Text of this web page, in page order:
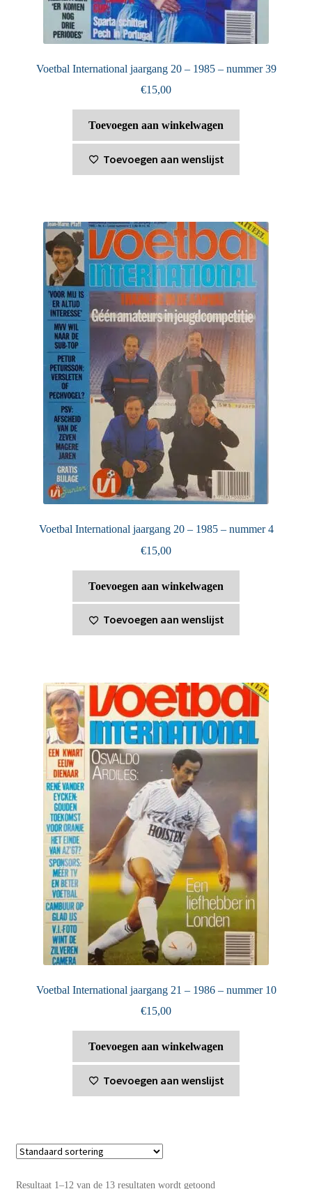
Voetbal International jaargang 20 – 1985 – nummer 39
€15,00
Toevoegen aan winkelwagen
Toevoegen aan wenslijst
Voetbal International jaargang 20 – 1985 – nummer 4
€15,00
Toevoegen aan winkelwagen
Toevoegen aan wenslijst
Voetbal International jaargang 21 – 1986 – nummer 10
€15,00
Toevoegen aan winkelwagen
Toevoegen aan wenslijst
Resultaat 1–12 van de 13 resultaten wordt getoond